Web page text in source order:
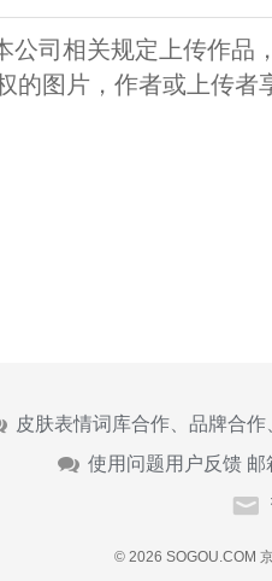
公司相关规定上传作品
的图片，作者或上传者
皮肤表情词库合作、品牌合
使用问题用户反馈 邮
© 2026 SOGOU.COM